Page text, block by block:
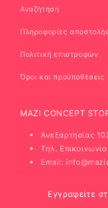
Αναζήτηση
Πληροφορίες
Πολιτική επιστροφών
Όροι και προϋποθέσεις
MAZI CONCEPT
Ανεξαρτησίας
Τηλ.
Email:
Εγγραφείτε